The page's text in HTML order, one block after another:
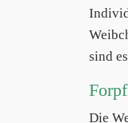
sind
Die